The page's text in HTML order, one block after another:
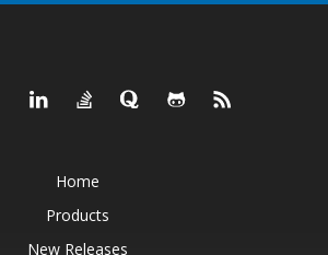
Home
Products
New Releases